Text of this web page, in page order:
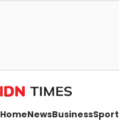
HomeNewsBusinessSport